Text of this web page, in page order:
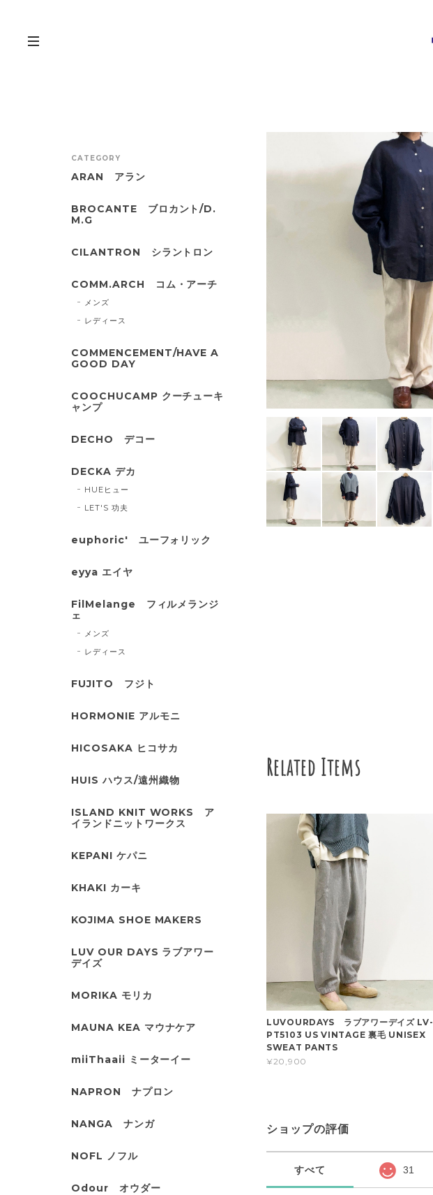
Related Items
LUVOURDAYS ラブアワーデイズ LV-
PT5103 US VINTAGE 裏毛 UNISEX
SWEAT PANTS
¥20,900
ショップの評価
すべて 31
CATEGORY
ARAN アラン
BROCANTE ブロカント/D.
M.G
CILANTRON シラントロン
COMM.ARCH コム・アーチ
メンズ
レディース
COMMENCEMENT/HAVE A
GOOD DAY
COOCHUCAMP クーチューキ
ャンプ
DECHO デコー
DECKA デカ
HUEヒュー
LET'S 功夫
euphoric' ユーフォリック
eyya エイヤ
FilMelange フィルメランジ
ェ
メンズ
レディース
FUJITO フジト
HORMONIE アルモニ
HICOSAKA ヒコサカ
HUIS ハウス/遠州織物
ISLAND KNIT WORKS ア
イランドニットワークス
KEPANI ケパニ
KHAKI カーキ
KOJIMA SHOE MAKERS
LUV OUR DAYS ラブアワー
デイズ
MORIKA モリカ
MAUNA KEA マウナケア
miiThaaii ミーターイー
NAPRON ナプロン
NANGA ナンガ
NOFL ノフル
Odour オウダー